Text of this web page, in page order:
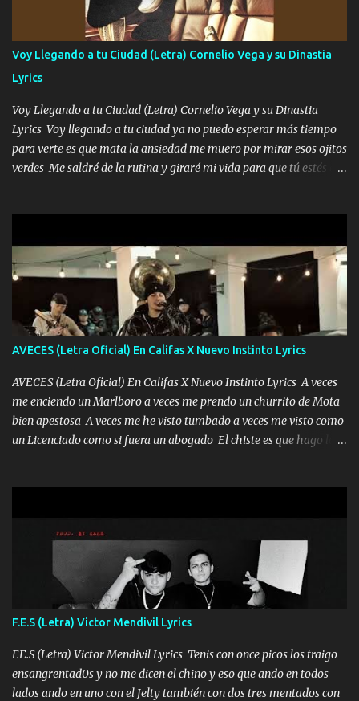
enamora pa describirte unas cuantas horas también pregunta que
quiero contigo que seas dichosa al estar conmigo Y ya borracho
contéstame la llamada pa dedicarte unas bonitas palabras así
borracho me animo a decirte todo y puedo describirlo mucho que
me encantes Decirte que me siento muy feliz y emocionado por
tenerte aquí espero que quiera...
Voy Llegando a tu Ciudad (Letra) Cornelio Vega y su Dinastia
Lyrics
Voy Llegando a tu Ciudad (Letra) Cornelio Vega y su Dinastia
Lyrics Voy llegando a tu ciudad ya no puedo esperar más tiempo
para verte es que mata la ansiedad me muero por mirar esos ojitos
verdes Me saldré de la rutina y giraré mi vida para que tú estés en
solo yo tendre el candado 🔒 del amor ❤️ Música Mil y un besos
para dar ya estando en tu ciudad no habrá quien lo detenga si las
copas van de más vayamos a un lugar y cerremos las puertas
Entre alcohol y besos se va incrementado el Fuego en esa
habitación ya no mires más el reloj Única por donde vas me curas
tú mi mal moviendo tu silueta no hay otra que te sea igual te ves
tan especial por eso es que me tientas Aquí estoy no dejaré que se
te acerque nadie porque solo yo tendre el candado 🔒 del a...
AVECES (Letra Oficial) En Califas X Nuevo Instinto Lyrics
AVECES (Letra Oficial) En Califas X Nuevo Instinto Lyrics A veces
me enciendo un Marlboro a veces me prendo un churrito de Mota
bien apestosa A veces me he visto tumbado a veces me visto como
un Licenciado como si fuera un abogado El chiste es que hago lo
corriente no quieren verte subir de level trucha mis plebes Música
A veces me pongo un sombrero a veces me ven la cachucha de lado
con la mirada siempre en alto A veces me fajó una super o a veces
me fajó una Glock siempre armado todas las generaciones yo
traigo El chiste es que hago lo que quiero pues así soy me mandó
yo tengo el control a todos yo les paro el dedo soy hocicon un
malcriado un malandrón Que Les importa no saben nada falsas
las risas las que me miran hay gente corriente no quieren ve...
F.E.S (Letra) Victor Mendivil Lyrics
F.E.S (Letra) Victor Mendivil Lyrics Tenis con once picos los traigo
ensangrentad0s y no me dicen el chino y eso que ando en todos
lados ando en uno con el Jelty también con dos tres mentados con